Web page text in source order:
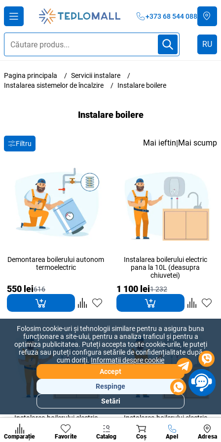
+373 68 544 088
RU
Pagina principala
Servicii instalare
Instalarea sistemelor de încalzire
Instalare boilere
Instalare boilere
Filtru Mai ieftin|Mai scump
Demontarea boilerului autonom
termoelectric
550 lei616
Instalarea boilerului electric
pana la 10L (deasupra
chiuvetei)
1 100 lei1 232
Instalarea boilerului electric
pana la 15L (deasupra
chiuvetei)
Instalarea boilerului electric
pana la 30L (deasupra
chiuvetei)
Comparație Favorite Catalog Coș Apel Adresa
A suna
populare
de
Folosim cookie-uri și tehnologii similare pentru a asigura buna
funcționare a site-ului, pentru a analiza traficul și pentru a
optimiza publicitatea. Puteți accepta toate cookie-urile, le puteți
refuza sau puteți configura setările de confidențialitate după
cum doriți. Informații despre cookie
Accept
Respinge
Setări